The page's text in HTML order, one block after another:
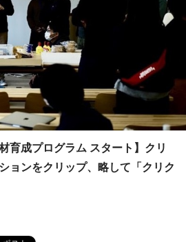
育成プログラム スタート】クリ
ョンをクリップ、略して「クリク